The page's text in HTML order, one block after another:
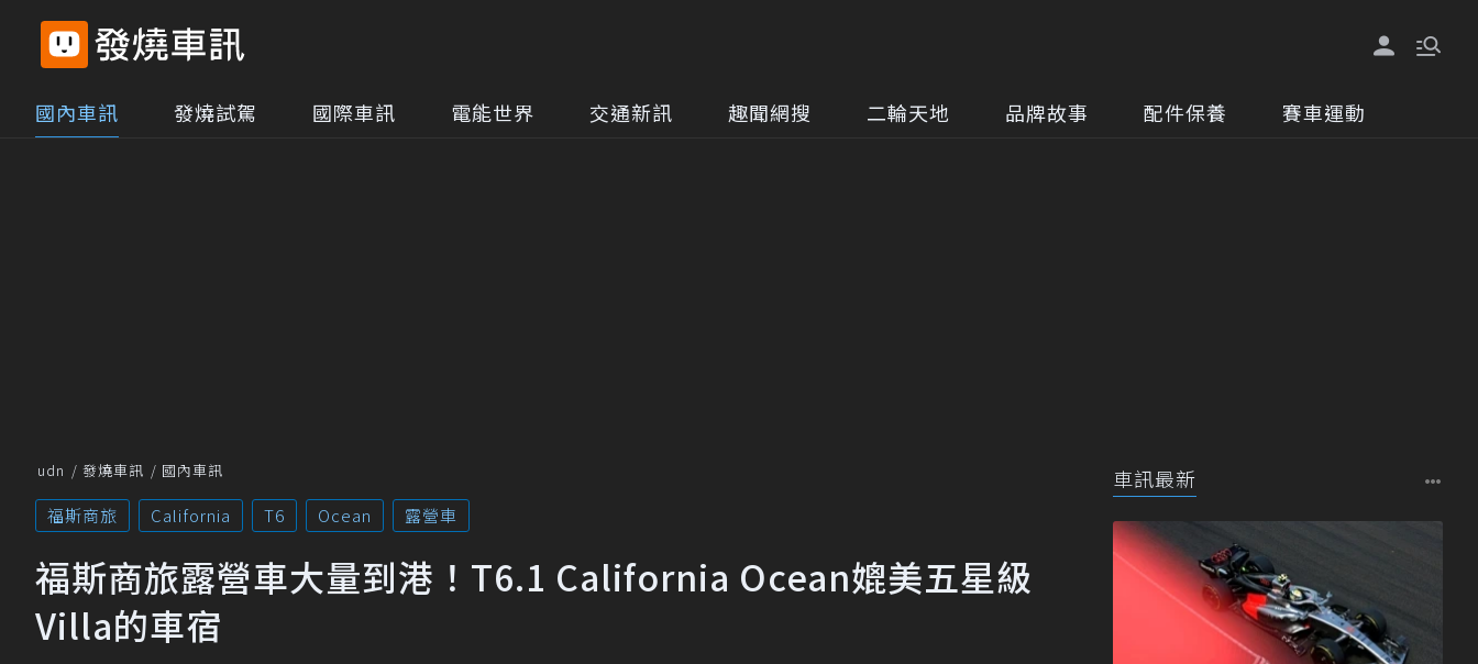
國內車訊 發燒試駕 國際車訊 電能世界 交通新訊 趣聞網搜 二輪天地 品牌故事 配件保養 賽車運動
udn 發燒車訊 國內車訊
福斯商旅 California T6 Ocean 露營車
福斯商旅露營車大量到港！T6.1 California Ocean媲美五星級
Villa的車宿
車訊最新